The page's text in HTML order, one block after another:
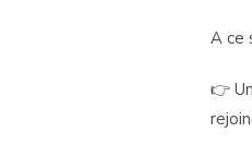
A ce
👉